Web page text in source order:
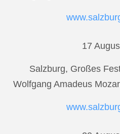
17
Salzburg, Großes
Wolfgang Amadeus